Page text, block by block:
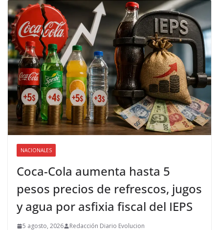
NACIONALES
Coca-Cola aumenta hasta 5
pesos precios de refrescos, jugos
y agua por asfixia fiscal del IEPS
5 agosto, 2026 Redacción Diario Evolucion